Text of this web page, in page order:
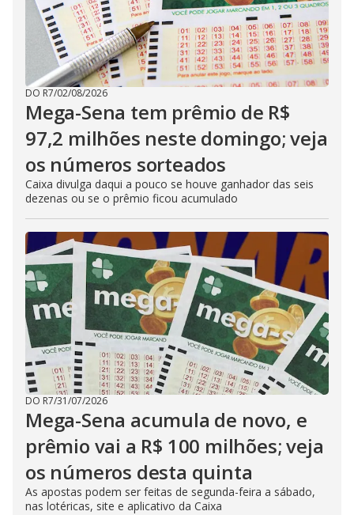
DO R7/02/08/2026
Mega-Sena tem prêmio de R$
97,2 milhões neste domingo; veja
os números sorteados
Caixa divulga daqui a pouco se houve ganhador das seis
dezenas ou se o prêmio ficou acumulado
DO R7/31/07/2026
Mega-Sena acumula de novo, e
prêmio vai a R$ 100 milhões; veja
os números desta quinta
As apostas podem ser feitas de segunda-feira a sábado,
nas lotéricas, site e aplicativo da Caixa